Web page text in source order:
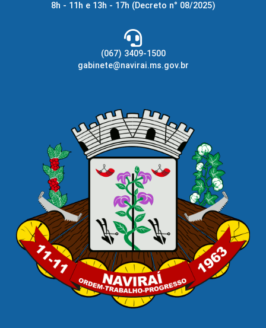
8h - 11h e 13h - 17h (Decreto n° 08/2025)
(067) 3409-1500
gabinete@navirai.ms.gov.br